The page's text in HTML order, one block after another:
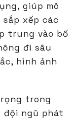
giúp mô
xếp các
trung vào bố
đi sâu
hình ảnh
trong
đội ngũ phát